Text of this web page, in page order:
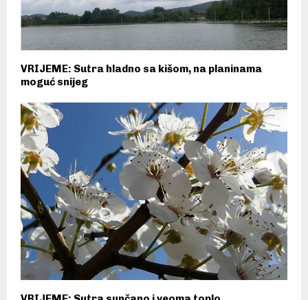
VRIJEME: Sutra hladno sa kišom, na planinama
moguć snijeg